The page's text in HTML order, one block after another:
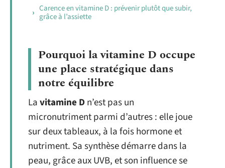
Carence en vitamine D : prévenir plutôt que subir,
grâce à l’assiette
Pourquoi la vitamine D occupe
une place stratégique dans
notre équilibre
Lavitamine Dn’est pas un
micronutriment parmi d’autres : elle joue
sur deux tableaux, à la fois hormone et
nutriment. Sa synthèse démarre dans la
peau, grâce aux UVB, et son influence se